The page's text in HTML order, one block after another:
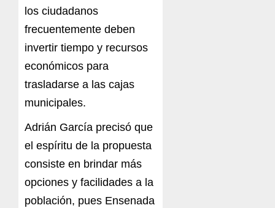
los ciudadanos
frecuentemente deben
invertir tiempo y recursos
económicos para
trasladarse a las cajas
municipales.
Adrián García precisó que
el espíritu de la propuesta
consiste en brindar más
opciones y facilidades a la
población, pues Ensenada